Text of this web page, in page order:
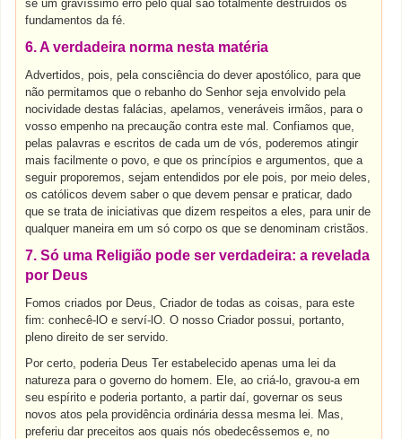
se um gravíssimo erro pelo qual são totalmente destruídos os
fundamentos da fé.
6. A verdadeira norma nesta matéria
Advertidos, pois, pela consciência do dever apostólico, para que
não permitamos que o rebanho do Senhor seja envolvido pela
nocividade destas falácias, apelamos, veneráveis irmãos, para o
vosso empenho na precaução contra este mal. Confiamos que,
pelas palavras e escritos de cada um de vós, poderemos atingir
mais facilmente o povo, e que os princípios e argumentos, que a
seguir proporemos, sejam entendidos por ele pois, por meio deles,
os católicos devem saber o que devem pensar e praticar, dado
que se trata de iniciativas que dizem respeitos a eles, para unir de
qualquer maneira em um só corpo os que se denominam cristãos.
7. Só uma Religião pode ser verdadeira: a revelada
por Deus
Fomos criados por Deus, Criador de todas as coisas, para este
fim: conhecê-lO e serví-lO. O nosso Criador possui, portanto,
pleno direito de ser servido.
Por certo, poderia Deus Ter estabelecido apenas uma lei da
natureza para o governo do homem. Ele, ao criá-lo, gravou-a em
seu espírito e poderia portanto, a partir daí, governar os seus
novos atos pela providência ordinária dessa mesma lei. Mas,
preferiu dar preceitos aos quais nós obedecêssemos e, no